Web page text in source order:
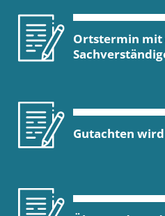
Ortstermin mit
Gutachten